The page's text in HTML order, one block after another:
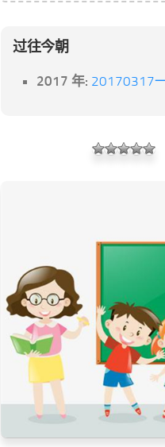
过往今朝
2017 年: 20170317